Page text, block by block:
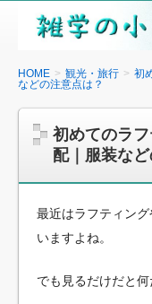
雑
の
箱
HOME 観光・旅行
初
などの注意点は？
初めてのラ
配｜服装な
最近はラフティン
いますよね。
でも見るだけだと